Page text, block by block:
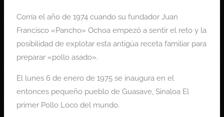
Corría el año de 1974 cuando su fundador Juan
Francisco «Pancho» Ochoa empezó a sentir el reto y la
posibilidad de explotar esta antigüa receta familiar para
preparar «pollo asado».
El lunes 6 de enero de 1975 se inaugura en el
entonces pequeño pueblo de Guasave, Sinaloa El
primer Pollo Loco del mundo.